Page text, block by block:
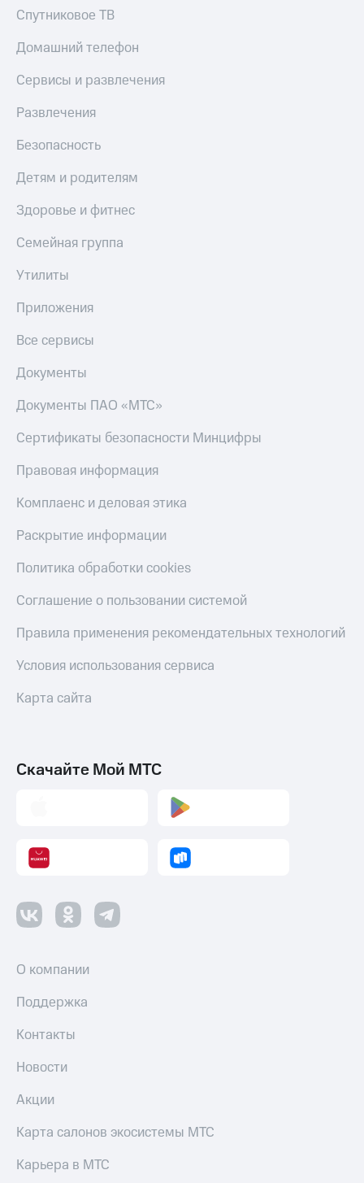
Спутниковое ТВ
Домашний телефон
Сервисы и развлечения
Развлечения
Безопасность
Детям и родителям
Здоровье и фитнес
Семейная группа
Утилиты
Приложения
Все сервисы
Документы
Документы ПАО «МТС»
Сертификаты безопасности Минцифры
Правовая информация
Комплаенс и деловая этика
Раскрытие информации
Политика обработки cookies
Соглашение о пользовании системой
Правила применения рекомендательных технологий
Условия использования сервиса
Карта сайта
Скачайте Мой МТС
О компании
Поддержка
Контакты
Новости
Акции
Карта салонов экосистемы МТС
Карьера в МТС